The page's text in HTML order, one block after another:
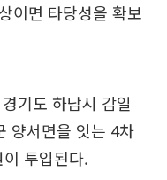
이면 타당성을 확보
기도 하남시 감일
양서면을 잇는 4차
투입된다.